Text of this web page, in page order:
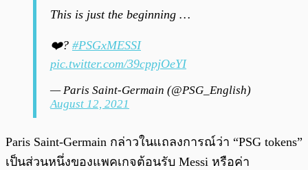
This is just the beginning …
❤️? #PSGxMESSI
pic.twitter.com/39cppjOeYI
— Paris Saint-Germain (@PSG_English)
August 12, 2021
Paris Saint-Germain กล่าวในแถลงการณ์ว่า “PSG tokens”
เป็นส่วนหนึ่งของแพคเกจต้อนรับ Messi หรือค่า